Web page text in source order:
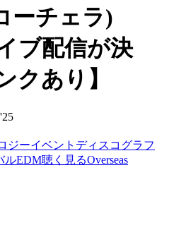
ーチェラ)
ブ配信が決
クあり】
'25
ジーイベント ディスコグラフ
ルEDM聴く 見るOverseas